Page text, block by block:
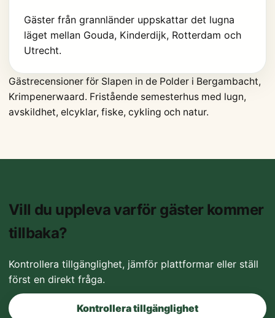
Gäster från grannländer uppskattar det lugna
läget mellan Gouda, Kinderdijk, Rotterdam och
Utrecht.
Gästrecensioner för Slapen in de Polder i Bergambacht,
Krimpenerwaard. Fristående semesterhus med lugn,
avskildhet, elcyklar, fiske, cykling och natur.
Vill du uppleva varför gäster kommer
tillbaka?
Kontrollera tillgänglighet, jämför plattformar eller ställ
först en direkt fråga.
Kontrollera tillgänglighet